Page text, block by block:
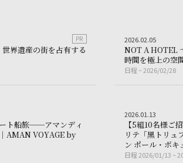
Trip
PR
世界遺産の街を占有する
2026.02.052026.02.05
NOTAHOTEL
時間を極上の空
日程 ~ 2026/02/28日
ー ト船旅──アマンディ
｜AMANVOYAGEby
のプライベート船旅──アマンディラで巡るわが
2026.01.132026.01.13
【5組10名様ご招
リ テ 「黒 ト リ ュ
ン ポール・ ボキ
日程 2026/01/13 ~ 2